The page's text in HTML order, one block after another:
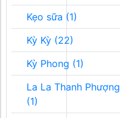
Kẹo sữa (1)
Kỳ Kỳ (22)
Kỳ Phong (1)
La La Thanh Phượng
(1)